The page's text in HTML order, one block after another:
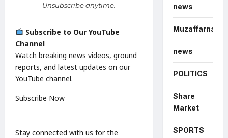
Unsubscribe anytime.
Subscribe to Our YouTube
Channel
Watch breaking news videos, ground
reports, and latest updates on our
YouTube channel.
Subscribe Now
Stay connected with us for the
news
Muzaffarnagar
news
POLITICS
Share
Market
SPORTS